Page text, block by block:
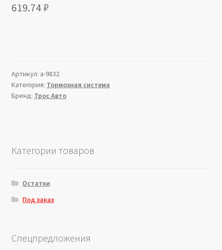
619.74₽
Артикул: a-9832
Категория: Тормозная система
Бренд: Трос Авто
Категории товаров
Остатки
Под заказ
Спецпредложения